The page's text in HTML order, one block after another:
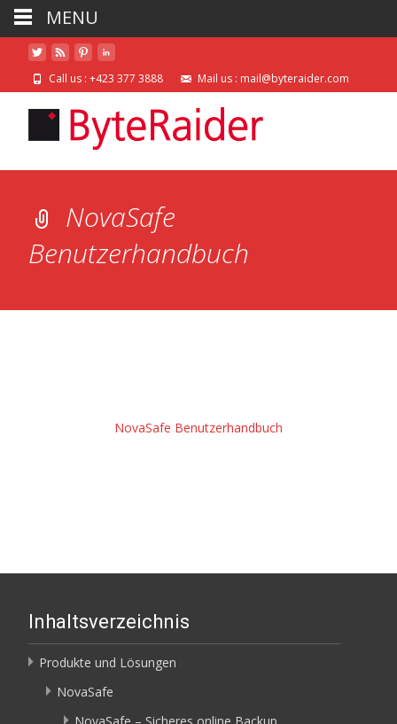
Call us : +423 377 3888 Mail us : mail@byteraider.com
NovaSafe
Benutzerhandbuch
NovaSafe Benutzerhandbuch
Inhaltsverzeichnis
Produkte und Lösungen
NovaSafe
MENU